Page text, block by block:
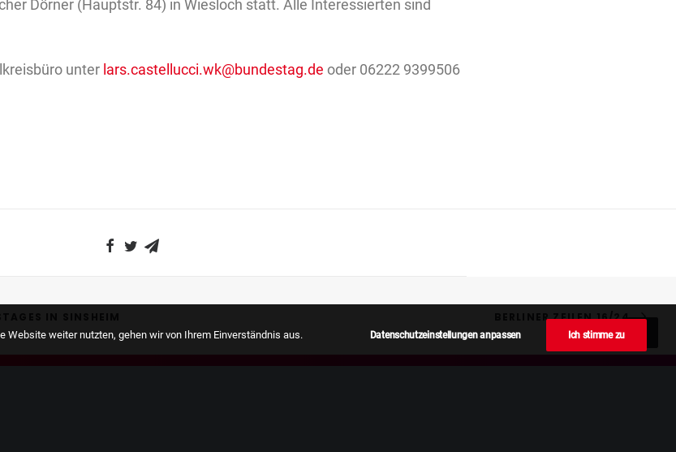
Dörner (Hauptstr. 84) in Wiesloch statt. Alle Interessierten sind
unter lars.castellucci.wk@bundestag.de oder 06222 9399506
BERLINER ZEILEN 16/24
Website weiter nutzten, gehen wir von Ihrem Einverständnis aus. Datenschutzeinstellungen anpassen Ich stimme zu